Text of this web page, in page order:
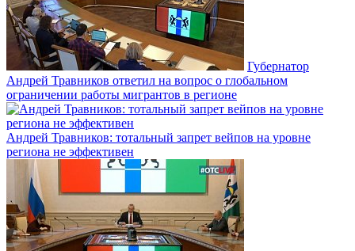
Губернатор
Андрей Травников ответил на вопрос о глобальном
ограничении работы мигрантов в регионе
Андрей Травников: тотальный запрет вейпов на уровне
региона не эффективен